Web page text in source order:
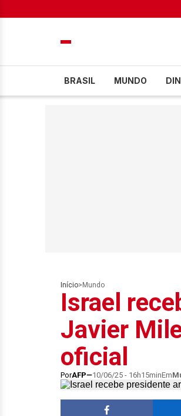
BRASIL MUNDO
Início> Mundo
Israel
Javier
oficial
PorAFP 10/06/25 - 16h15minEm